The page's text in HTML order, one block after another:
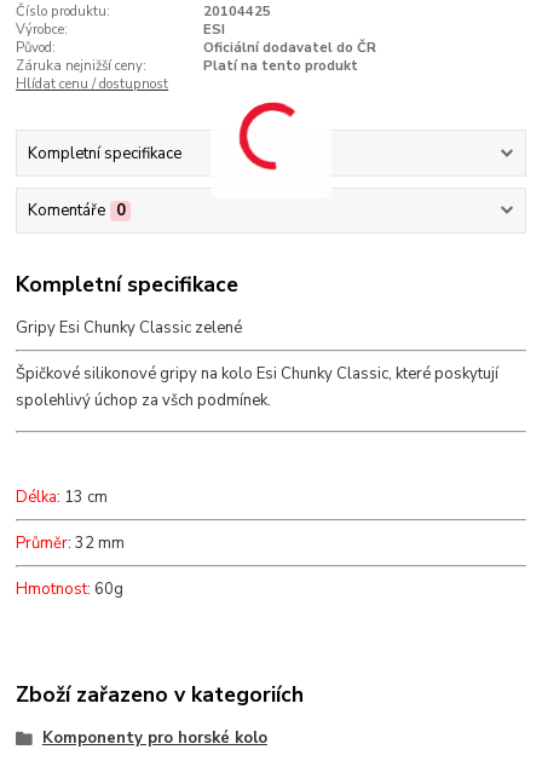
Číslo produktu:
20104425
Výrobce:
ESI
Původ:
Oficiální dodavatel do ČR
Záruka nejnižší ceny:
Platí na tento produkt
Hlídat cenu / dostupnost
Kompletní specifikace
Komentáře 0
Kompletní specifikace
Gripy Esi Chunky Classic zelené
Špičkové silikonové gripy na kolo Esi Chunky Classic, které poskytují
spolehlivý úchop za všch podmínek.
Délka: 13 cm
Průměr: 32 mm
Hmotnost: 60g
Zboží zařazeno v kategoriích
Komponenty pro horské kolo